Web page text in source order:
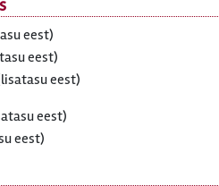
eest)
eest)
eest)
eest)
eest)